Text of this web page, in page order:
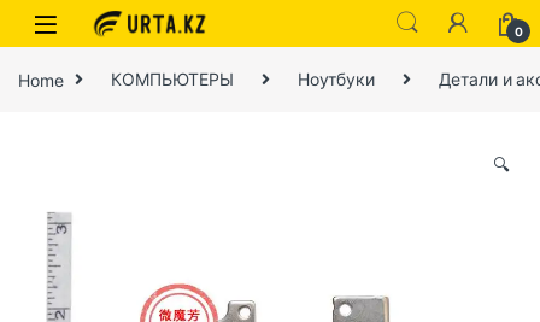
0
Home КОМПЬЮТЕРЫ Ноутбуки Детали и
🔍